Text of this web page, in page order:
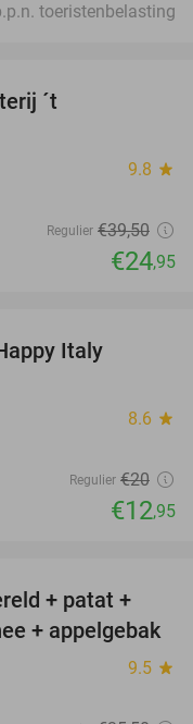
toeristenbelasting
´t
9.8 star
Regulier €39,50
€24,95
Italy
8.6 star
Regulier €20
€12,95
23%
+ patat +
+ appelgebak
9.5 star